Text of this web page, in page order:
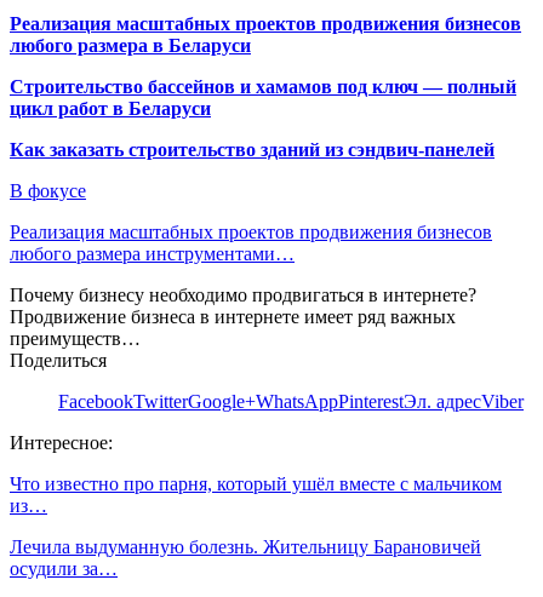
Реализация масштабных проектов продвижения бизнесов
любого размера в Беларуси
Строительство бассейнов и хамамов под ключ — полный
цикл работ в Беларуси
Как заказать строительство зданий из сэндвич-панелей
В фокусе
Реализация масштабных проектов продвижения бизнесов
любого размера инструментами…
Почему бизнесу необходимо продвигаться в интернете?
Продвижение бизнеса в интернете имеет ряд важных
преимуществ…
Поделиться
FacebookTwitterGoogle+WhatsAppPinterestЭл. адресViber
Интересное:
Что известно про парня, который ушёл вместе с мальчиком
из…
Лечила выдуманную болезнь. Жительницу Барановичей
осудили за…